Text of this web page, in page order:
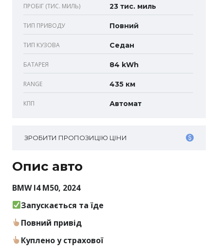
ПРОБІГ (ТИС. МИЛЬ) 23 тис. миль
ТИП ПРИВОДУ Повний
ТИП КУЗОВА Седан
БАТАРЕЯ 84 kWh
RANGE 435 км
КПП Автомат
ЗРОБИТИ ПРОПОЗИЦІЮ ЦІНИ
Опис авто
BMW I4 M50, 2024
Запускається та їде
Повний привід
Куплено у страхової